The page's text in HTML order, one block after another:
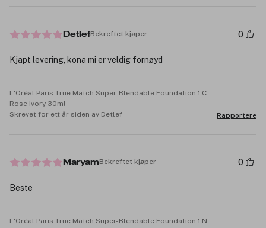
DetlefBekreftet kjøper 0
Kjapt levering, kona mi er veldig fornøyd
L'Oréal Paris True Match Super-Blendable Foundation 1.C
Rose Ivory 30ml
Skrevet for ett år siden av Detlef
Rapportere
MaryamBekreftet kjøper 0
Beste
L'Oréal Paris True Match Super-Blendable Foundation 1.N